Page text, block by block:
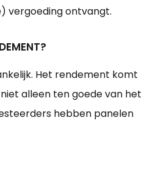
vergoeding ontvangt.
Het rendement komt
alleen ten goede van het
hebben panelen